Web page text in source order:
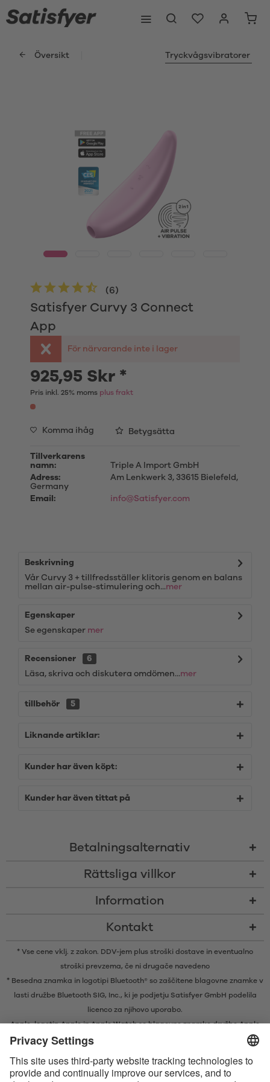
Översikt Tryckvågsvibratorer
Satisfyer Curvy 3 Connect
App
(6)
För närvarande inte i lager
925,95 Skr *
Pris inkl. 25% moms plus frakt
Komma ihåg Betygsätta
Tillverkarens
namn:
Triple A Import GmbH
Adress:
Am Lenkwerk 3, 33615 Bielefeld,
Germany
Email:
info@Satisfyer.com
Beskrivning
Vår Curvy 3 + tillfredsställer klitoris genom en balans
mellan air-pulse-stimulering och...mer
Egenskaper
Se egenskaper mer
Recensioner
6
Läsa, skriva och diskutera omdömen...mer
tillbehör 5
Liknande artiklar:
Kunder har även köpt:
Kunder har även tittat på
Betalningsalternativ
Rättsliga villkor
Information
Kontakt
* Vse cene vklj. z zakon. DDV-jem plus stroški dostave in eventualno
stroški prevzema, če ni drugače navedeno
* Besedna znamka in logotipi Bluetooth® so zaščitene blagovne znamke v
lasti družbe Bluetooth SIG, Inc., ki je podjetju Satisfyer GmbH podelila
licenco za njihovo uporabo.
Apple, logotip Apple in Apple Watch so blagovne znamke družbe Apple
Inc. Google Play in logotip Google Play sta blagovni znamki družbe
Apple, Apple-logotypen och Apple Watch är varumärken tillhörande